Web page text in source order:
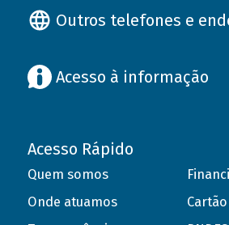
Outros telefones e
Acesso à informação
Acesso Rápido
Quem somos
Onde atuamos
Cartão